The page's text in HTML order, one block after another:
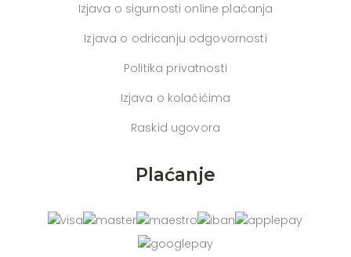
Izjava o sigurnosti online plaćanja
Izjava o odricanju odgovornosti
Politika privatnosti
Izjava o kolačićima
Raskid ugovora
Plaćanje